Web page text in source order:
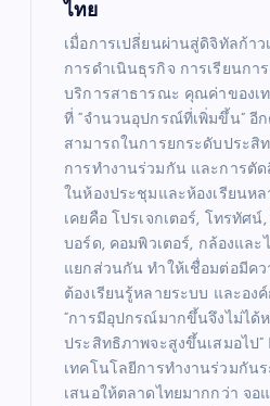
ไทย
เมื่อการเปลี่ยนผ่านสู่ดิจิทัลก้า
การดำเนินธุรกิจ การเรียนกา
บริการสาธารณะ คุณค่าของเ
ที่ “จำนวนอุปกรณ์ที่เพิ่มขึ้น” อี
สามารถในการยกระดับประสิ
การทำงานร่วมกัน และการตัด
ในห้องประชุมและห้องเรียนห
เคยคือ โปรเจกเตอร์, โทรทัศน์,
บอร์ด, คอมพิวเตอร์, กล้องแล
แยกส่วนกัน ทำให้เชื่อมต่อมีค
ต้องเรียนรู้หลายระบบ และอง
“การมีอุปกรณ์มากขึ้นจึงไม่ได้
ประสิทธิภาพจะสูงขึ้นเสมอไป”
เทคโนโลยีการทำงานร่วมกัน
เสนอให้ตลาดไทยมากกว่า จอ